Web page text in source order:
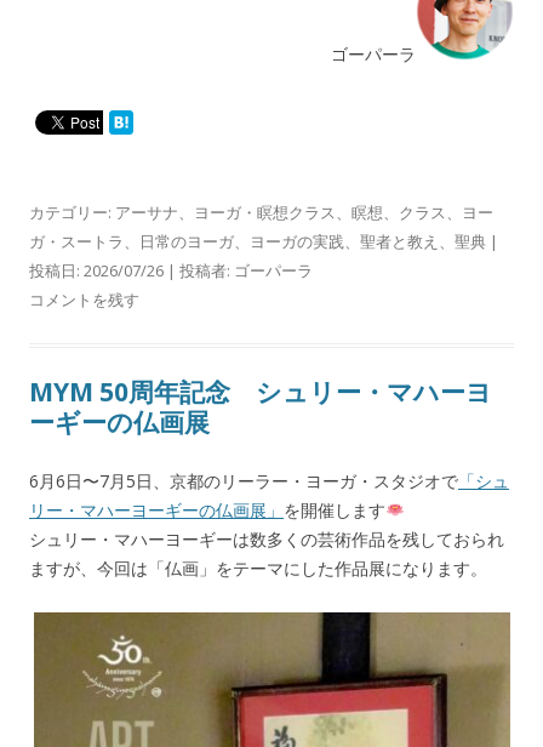
ゴーパーラ
カテゴリー: アーサナ、 ヨーガ・瞑想クラス、 瞑想、 クラス、
ヨー
ガ・スートラ、 日常のヨーガ、 ヨーガの実践、 聖者と教え 、 聖典 |
投稿日: 2026/07/26 | 投稿者: ゴーパーラ
コメントを残す
MYM 50周年記念 シュリー・マハーヨ
ーギーの仏画展
6月6日〜7月5日、京都のリーラー・ヨーガ・スタジオで 「シュ
リー・マハーヨーギーの仏画展」 を開催します
シュリー・マハーヨーギーは数多くの芸術作品を残しておられ
ますが、今回は「仏画」をテーマにした作品展になります。